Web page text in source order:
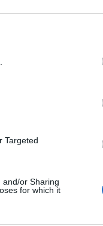
Targeted
and/or Sharing
for which it
og mastergrader
nå på den nye
Dermed er
båtbransje,
i
som nylig
foreløpig har